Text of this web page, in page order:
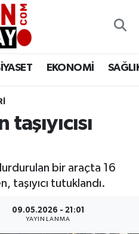
EKONOMİ
bir araçta 16
taşıyıcı tutuklandı.
09.05.2026 - 21:01
YAYINLANMA
ve Fikstür